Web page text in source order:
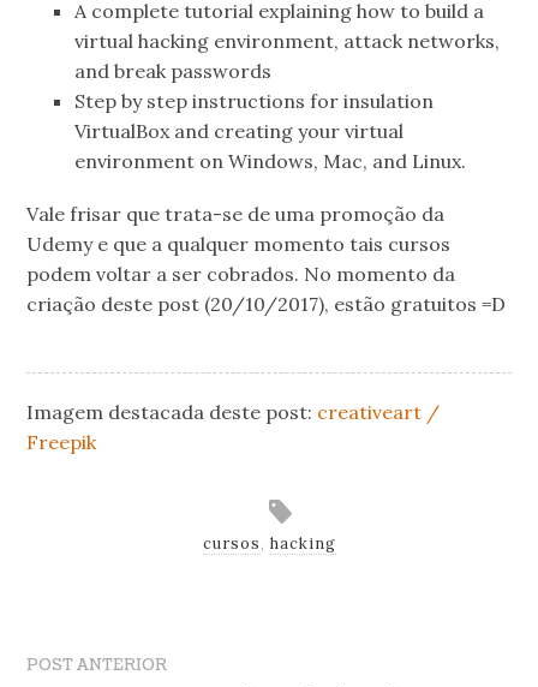
A complete tutorial explaining how to build a
virtual hacking environment, attack networks,
and break passwords
Step by step instructions for insulation
VirtualBox and creating your virtual
environment on Windows, Mac, and Linux.
Vale frisar que trata-se de uma promoção da
Udemy e que a qualquer momento tais cursos
podem voltar a ser cobrados. No momento da
criação deste post (20/10/2017), estão gratuitos =D
Imagem destacada deste post: creativeart /
Freepik
cursos, hacking
POST ANTERIOR